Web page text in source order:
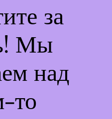
за
Мы
над
то